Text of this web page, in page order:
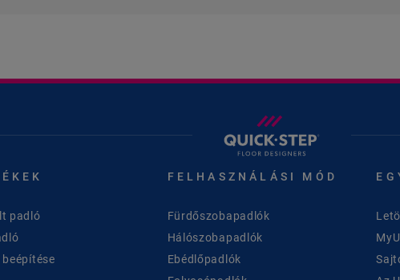
padló
FELHASZNÁLÁSI MÓD
Fürdőszobapadlók
Hálószobapadlók
Ebédlőpadlók